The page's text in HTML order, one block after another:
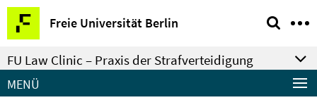
Springe
direkt
zu
Inhalt
Freie Universität Berlin
Service-
Navigation
FU Law Clinic – Praxis der Strafverteidigung
MENÜ